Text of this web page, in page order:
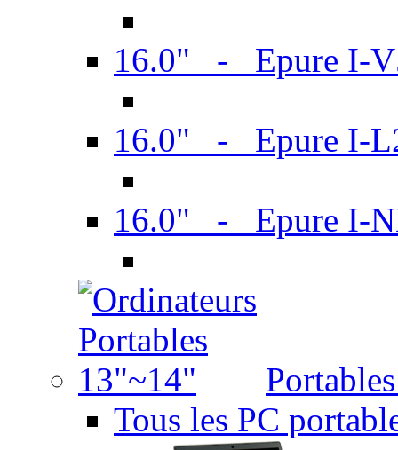
16.0" - Epure I-
16.0" - Epure I-
16.0" - Epure I-
Tous les PC